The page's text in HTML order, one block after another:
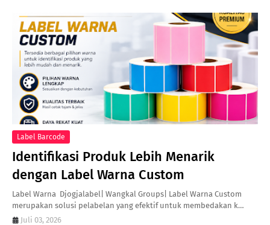
Label Barcode
Identifikasi Produk Lebih Menarik
dengan Label Warna Custom
Label Warna Djogjalabel| Wangkal Groups| Label Warna Custom
merupakan solusi pelabelan yang efektif untuk membedakan k…
Juli 03, 2026